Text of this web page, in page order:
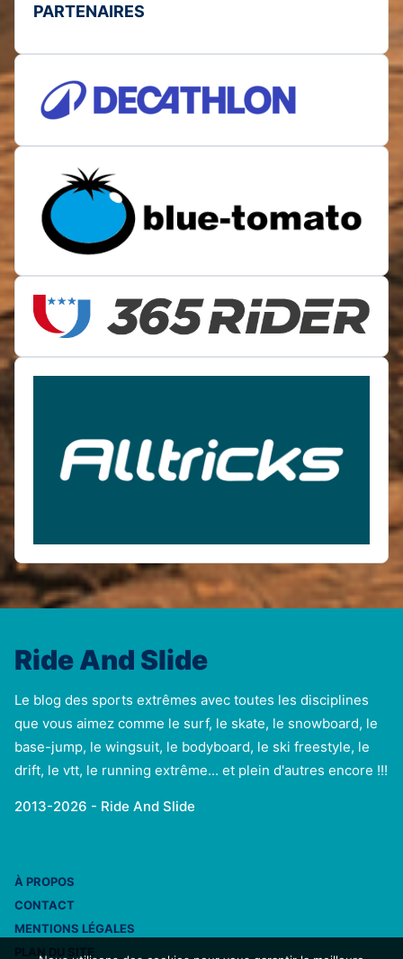
PARTENAIRES
Ride And Slide
Le blog des sports extrêmes avec toutes les disciplines
que vous aimez comme le surf, le skate, le snowboard, le
base-jump, le wingsuit, le bodyboard, le ski freestyle, le
drift, le vtt, le running extrême... et plein d'autres encore !!!
2013-2026 - Ride And Slide
À PROPOS
CONTACT
MENTIONS LÉGALES
PLAN DU SITE